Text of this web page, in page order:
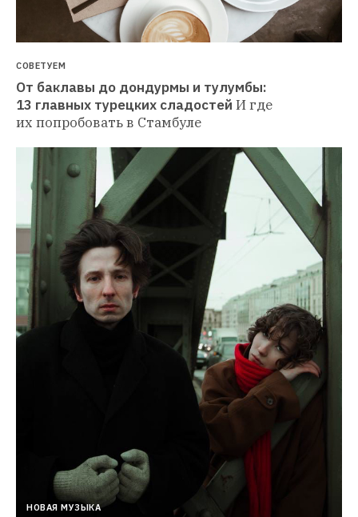
СОВЕТУЕМ
От баклавы до дондурмы и тулумбы:
13 главных турецких сладостей И где
их попробовать в Стамбуле
НОВАЯ МУЗЫКА